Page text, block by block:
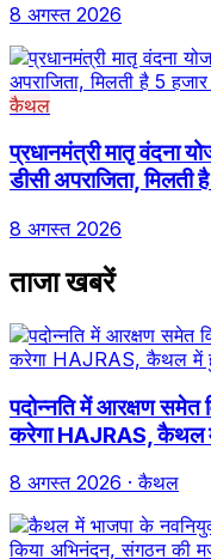
8 अगस्त 2026
कैथल
प्रधानमंत्री मातृ वंदना
डीसी अपराजिता,
8 अगस्त 2026
ताजा खबरें
पदोन्नति में आरक्षण समेत
करेगा HAJRAS, कैथल
8 अगस्त 2026 · कैथल